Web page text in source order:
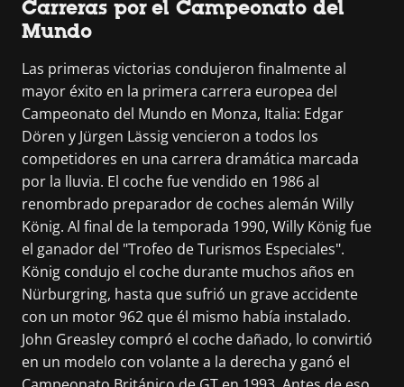
Carreras por el Campeonato del
Mundo
Las primeras victorias condujeron finalmente al
mayor éxito en la primera carrera europea del
Campeonato del Mundo en Monza, Italia: Edgar
Dören y Jürgen Lässig vencieron a todos los
competidores en una carrera dramática marcada
por la lluvia. El coche fue vendido en 1986 al
renombrado preparador de coches alemán Willy
König. Al final de la temporada 1990, Willy König fue
el ganador del "Trofeo de Turismos Especiales".
König condujo el coche durante muchos años en
Nürburgring, hasta que sufrió un grave accidente
con un motor 962 que él mismo había instalado.
John Greasley compró el coche dañado, lo convirtió
en un modelo con volante a la derecha y ganó el